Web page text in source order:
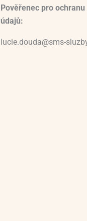
Pověřenec pro ochranu
údajů:
lucie.douda@sms-